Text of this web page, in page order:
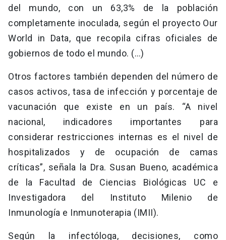
del mundo, con un 63,3% de la población
completamente inoculada, según el proyecto Our
World in Data, que recopila cifras oficiales de
gobiernos de todo el mundo. (…)
Otros factores también dependen del número de
casos activos, tasa de infección y porcentaje de
vacunación que existe en un país. “A nivel
nacional, indicadores importantes para
considerar restricciones internas es el nivel de
hospitalizados y de ocupación de camas
críticas”, señala la Dra. Susan Bueno, académica
de la Facultad de Ciencias Biológicas UC e
Investigadora del Instituto Milenio de
Inmunología e Inmunoterapia (IMII).
Según la infectóloga, decisiones, como